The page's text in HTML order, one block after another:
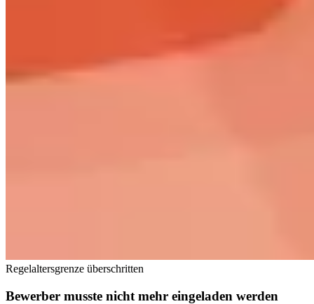
Regelaltersgrenze überschritten
Bewerber musste nicht mehr eingeladen werden